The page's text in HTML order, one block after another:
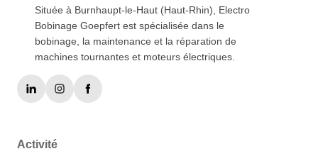
Située à Burnhaupt-le-Haut (Haut-Rhin), Electro
Bobinage Goepfert est spécialisée dans le
bobinage, la maintenance et la réparation de
machines tournantes et moteurs électriques.
Activité